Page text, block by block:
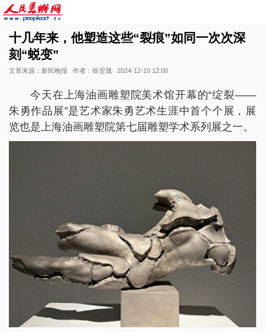
十几年来，他塑造这些“裂痕”如同一次次深
刻“蜕变”
文章来源：新民晚报 作者：徐翌晟 2024-12-10 12:00
今天在上海油画雕塑院美术馆开幕的“绽裂——
朱勇作品展”是艺术家朱勇艺术生涯中首个个展，展
览也是上海油画雕塑院第七届雕塑学术系列展之一。